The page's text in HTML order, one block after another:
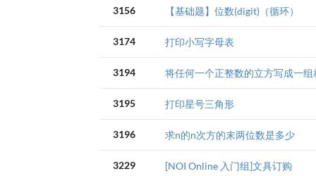
3156 【基础题】位数(digit)（循环）
3174 打印小写字母表
3194 将任何一个正整数的立方写成一组
3195 打印星号三角形
3196 求n的n次方的末两位数是多少
3229 [NOI Online 入门组]文具订购